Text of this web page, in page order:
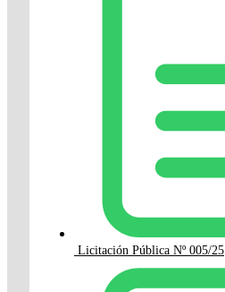
Licitación Pública Nº 005/25